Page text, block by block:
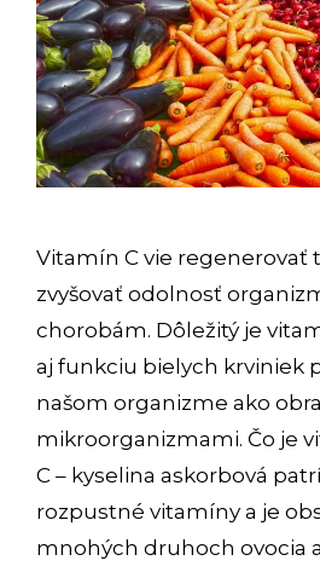
Vitamín C vie regenerovať
zvyšovať odolnosť
chorobám. Dôležitý je
aj funkciu bielych krviniek
našom organizme ako
mikroorganizmami. Čo je
C – kyselina askorbová
rozpustné vitamíny a je
mnohých druhoch ovocia